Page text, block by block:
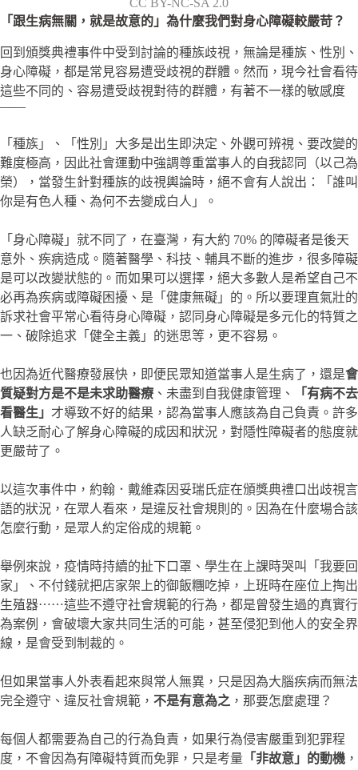
CC BY-NC-SA 2.0
「跟生病無關，就是故意的」為什麼我們對身心障礙較嚴苛？
回到頒獎典禮事件中受到討論的種族歧視，無論是種族、性別、
身心障礙，都是常見容易遭受歧視的群體。然而，現今社會看待
這些不同的、容易遭受歧視對待的群體，有著不一樣的敏感度
——
「種族」、「性別」大多是出生即決定、外觀可辨視、要改變的
難度極高，因此社會運動中強調尊重當事人的自我認同（以己為
榮），當發生針對種族的歧視輿論時，絕不會有人說出：「誰叫
你是有色人種、為何不去變成白人」。
「身心障礙」就不同了，在臺灣，有大約 70% 的障礙者是後天
意外、疾病造成。隨著醫學、科技、輔具不斷的進步，很多障礙
是可以改變狀態的。而如果可以選擇，絕大多數人是希望自己不
必再為疾病或障礙困擾、是「健康無礙」的。所以要理直氣壯的
訴求社會平常心看待身心障礙，認同身心障礙是多元化的特質之
一、破除追求「健全主義」的迷思等，更不容易。
也因為近代醫療發展快，即便民眾知道當事人是生病了，還是會
質疑對方是不是未求助醫療 、未盡到自我健康管理、
「有病不去
看醫生」 才導致不好的結果，認為當事人應該為自己負責。許多
人缺乏耐心了解身心障礙的成因和狀況，對隱性障礙者的態度就
更嚴苛了。
以這次事件中，約翰．戴維森因妥瑞氏症在頒獎典禮口出歧視言
語的狀況，在眾人看來，是違反社會規則的。因為在什麼場合該
怎麼行動，是眾人約定俗成的規範。
舉例來說，疫情時持續的扯下口罩、學生在上課時哭叫「我要回
家」、不付錢就把店家架上的御飯糰吃掉，上班時在座位上掏出
生殖器⋯⋯這些不遵守社會規範的行為，都是曾發生過的真實行
為案例，會破壞大家共同生活的可能，甚至侵犯到他人的安全界
線，是會受到制裁的。
但如果當事人外表看起來與常人無異，只是因為大腦疾病而無法
完全遵守、違反社會規範， 不是有意為之 ，那要怎麼處理？
每個人都需要為自己的行為負責，如果行為侵害嚴重到犯罪程
度，不會因為有障礙特質而免罪，只是考量 「非故意」的動機 ，